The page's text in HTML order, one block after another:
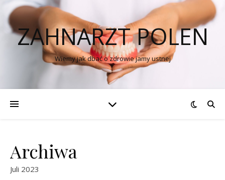
ZAHNARZT POLEN
Wiemy jak dbać o zdrowie jamy ustnej
Archiwa
Juli 2023